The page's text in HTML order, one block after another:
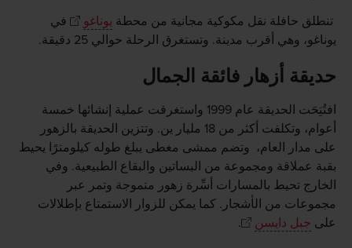
تنطلق حافلة نقل مكوكية مجانية من محطة يوناغو
في
يوناغو، وهي أقرب مدينة. وتستغرق الرحلة حوالي 25 دقيقة.
حديقة أزهار فائقة الجمال
افتُتِحَت الحديقة عام 1999 واستغرقت عملية إنشائها خمسة
أعوام، وتكلفت أكثر من 18 مليار ين. وتتزين الحديقة بالزهور
على مدار العام، وتضم ممشى مغطى يبلغ طوله كيلومترًا يحيط
بقبة عملاقة ومجموعة من البساتين والبقاع الطبيعية. وفي
الخارج تحيط بالمسارات أسِّرة زهور متموجة وتمر عبر
مجموعات من الأشجار. كما يمكن للزوار الاستمتاع بإطلالات
على جبل دايسن .